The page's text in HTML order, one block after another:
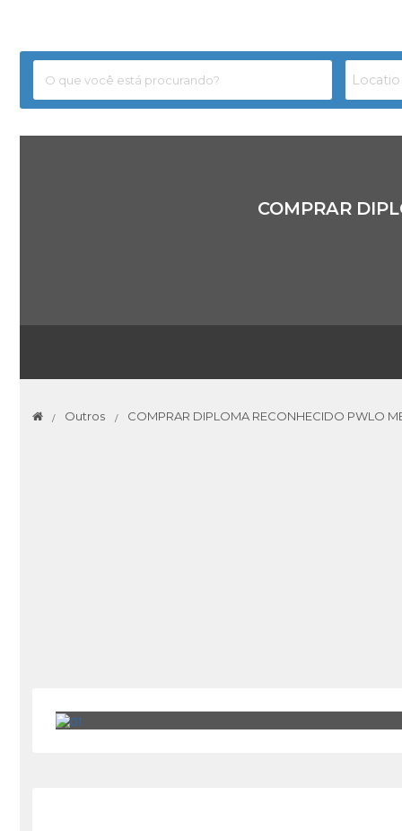
COMPRAR
Outros COMPRAR DIPLOMA RECONHECIDO PWLO